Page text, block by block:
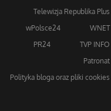
Telewizja Republika Plus
wPolsce24
WNET
PR24
TVP INFO
Patronat
Polityka bloga oraz pliki cookies